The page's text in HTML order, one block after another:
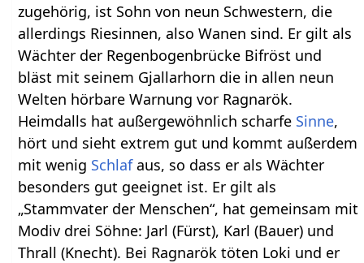
zugehörig, ist Sohn von neun Schwestern, die
allerdings Riesinnen, also Wanen sind. Er gilt als
Wächter der Regenbogenbrücke Bifröst und
bläst mit seinem Gjallarhorn die in allen neun
Welten hörbare Warnung vor Ragnarök.
Heimdalls hat außergewöhnlich scharfe Sinne,
hört und sieht extrem gut und kommt außerdem
mit wenig Schlafaus, so dass er als Wächter
besonders gut geeignet ist. Er gilt als
„Stammvater der Menschen“, hat gemeinsam mit
Modiv drei Söhne: Jarl (Fürst), Karl (Bauer) und
Thrall (Knecht). Bei Ragnarök töten Loki und er